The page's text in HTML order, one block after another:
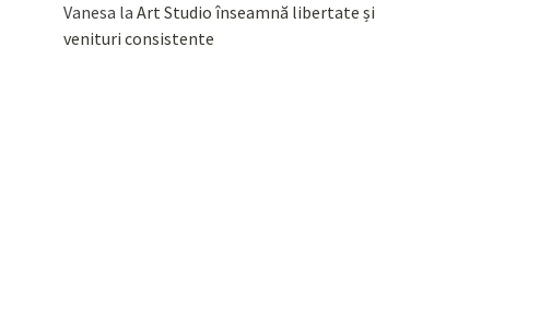
Vanesa la Art Studio înseamnă libertate și
venituri consistente